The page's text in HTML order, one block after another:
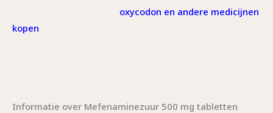
oxycodon en andere medicijnen
kopen
Informatie over Mefenaminezuur 500 mg tabletten